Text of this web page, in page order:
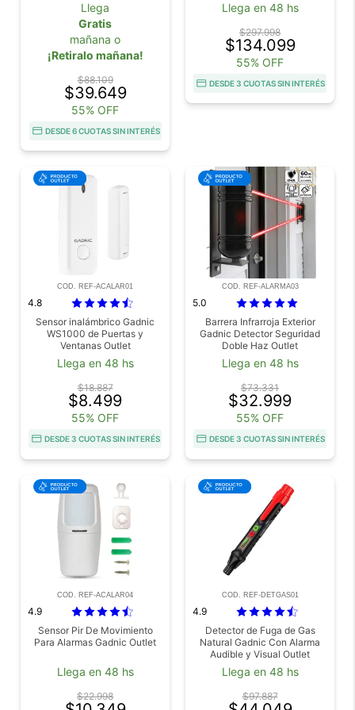
Llega
Gratis
mañana o
¡Retiralo mañana!
$88.109
$39.649
55% OFF
DESDE 6 CUOTAS SIN INTERÉS
Llega en 48 hs
$297.998
$134.099
55% OFF
DESDE 3 CUOTAS SIN INTERÉS
COD. REF-ACALAR01
4.8
Sensor inalámbrico Gadnic
WS1000 de Puertas y
Ventanas Outlet
Llega en 48 hs
$18.887
$8.499
55% OFF
DESDE 3 CUOTAS SIN INTERÉS
COD. REF-ALARMA03
5.0
Barrera Infrarroja Exterior
Gadnic Detector Seguridad
Doble Haz Outlet
Llega en 48 hs
$73.331
$32.999
55% OFF
DESDE 3 CUOTAS SIN INTERÉS
COD. REF-ACALAR04
4.9
Sensor Pir De Movimiento
Para Alarmas Gadnic Outlet
Llega en 48 hs
$22.998
COD. REF-DETGAS01
4.9
Detector de Fuga de Gas
Natural Gadnic Con Alarma
Audible y Visual Outlet
Llega en 48 hs
$97.887